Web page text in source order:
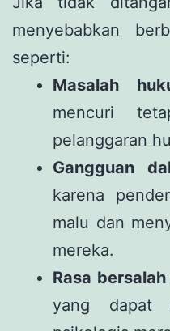
menyebabkan
seperti:
Masalah
mencuri
pelanggaran
Gangguan
karena
malu dan
mereka.
Rasa
yang dapat